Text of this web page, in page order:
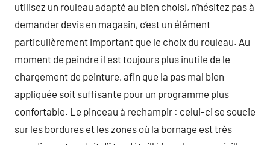
utilisez un rouleau adapté au bien choisi, n’hésitez pas à
demander devis en magasin, c’est un élément
particulièrement important que le choix du rouleau. Au
moment de peindre il est toujours plus inutile de le
chargement de peinture, afin que la pas mal bien
appliquée soit suffisante pour un programme plus
confortable. Le pinceau à rechampir : celui-ci se soucie
sur les bordures et les zones où la bornage est très